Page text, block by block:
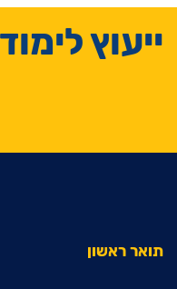
ייעוץ
תואר ראשון